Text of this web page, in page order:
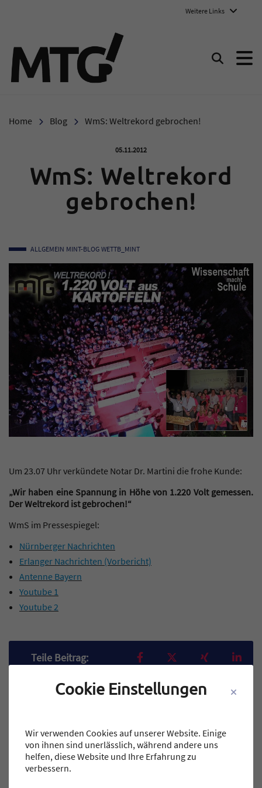
Weitere Links
Suchen
Home Blog WmS: Weltrekord gebrochen!
Veröffentlicht am:
05.11.2012
WmS: Weltrekord
gebrochen!
ALLGEMEIN MINT-BLOG WETTB_MINT
Um 23.07 Uhr verkündete Notar Dr. Martini die frohe Kunde:
„Wir haben eine Spannung in Höhe von 1.220 Volt gemessen.
Der Weltrekord ist gebrochen!“
WmS im Pressespiegel:
Nürnberger Nachrichten
Erlanger Nachrichten (Vorbericht)
Antenne Bayern
Youtube 1
Youtube 2
Teile Beitrag: Teilen auf Facebook
Teilen auf XTeilen auf
Titel für Beitrag
WAHNSINN IN WOLFSBURG – Javelin Racing fliegt nach Abu-Dhabi!
Cookie Einstellungen
Wir verwenden Cookies auf unserer Website. Einige
von ihnen sind unerlässlich, während andere uns
helfen, diese Website und Ihre Erfahrung zu
verbessern.